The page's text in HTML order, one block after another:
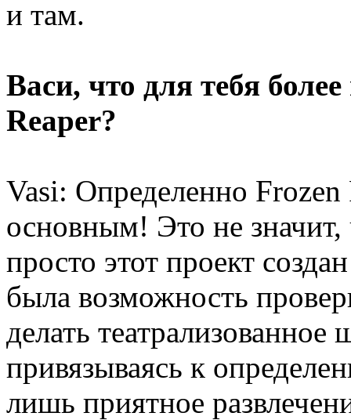
и там.
Васи, что для тебя
Reaper?
Vasi: Определенно
основным! Это не
просто этот проект
была возможность
делать театрализованное
привязываясь к
лишь приятное